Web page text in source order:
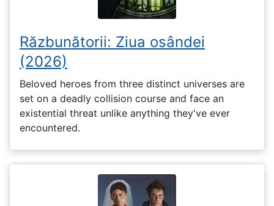
Răzbunătorii: Ziua osândei
(2026)
Beloved heroes from three distinct universes are
set on a deadly collision course and face an
existential threat unlike anything they've ever
encountered.